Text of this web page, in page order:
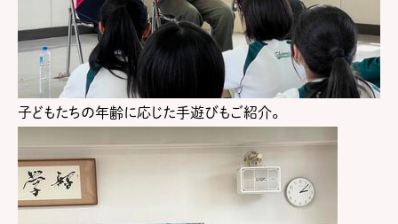
子どもたちの年齢に応じた手遊びもご紹介。